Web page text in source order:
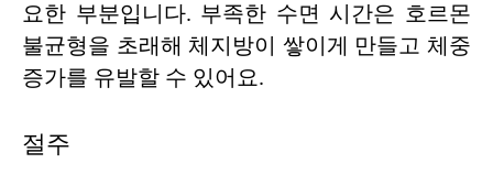
요한 부분입니다. 부족한 수면 시간은 호르몬
불균형을 초래해 체지방이 쌓이게 만들고 체중
증가를 유발할 수 있어요.
절주